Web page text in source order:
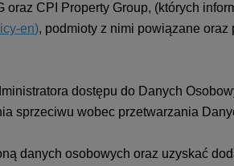
oraz CPI Property Group, (których
en), podmioty z nimi powiązane
dostępu do Danych
sprzeciwu wobec przetwarzania
danych osobowych oraz uzyskać